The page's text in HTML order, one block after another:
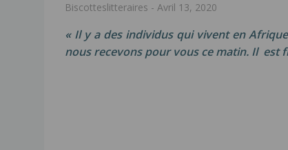
Biscotteslitteraires - Avril 13, 2020
« Il y a des individus qui vivent en
nous recevons pour vous ce matin. Il est